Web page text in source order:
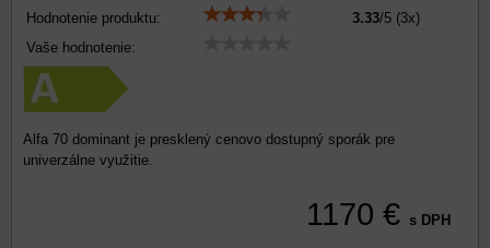
Hodnotenie produktu: 3.33/5 (3x)
Vaše hodnotenie:
Alfa 70 dominant je presklený cenovo dostupný sporák pre
univerzálne využitie.
1170 € s DPH